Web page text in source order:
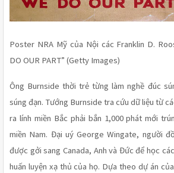
Poster NRA Mỹ của Nội các Franklin D.
DO OUR PART” (Getty Images)
Ông Burnside thời trẻ từng làm nghề đúc
súng đạn. Tướng Burnside tra cứu dữ liệu từ
ra lính miền Bắc phải bắn 1,000 phát mới
miền Nam. Đại uý George Wingate, người
được gởi sang Canada, Anh và Đức để học
huấn luyện xạ thủ của họ. Dựa theo dự án